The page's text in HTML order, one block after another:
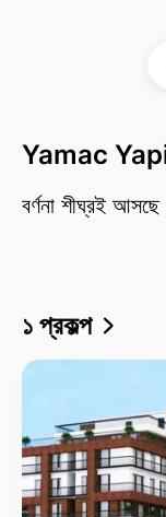
Yamac Yapi
বর্ণনা শীঘ্রই আসছে
১ প্রকল্প